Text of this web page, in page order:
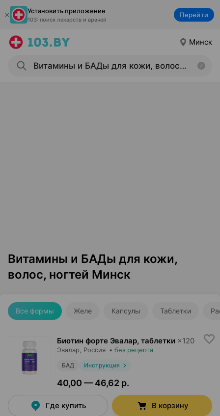
Установить приложение
103: поиск лекарств и врачей
Перейти
Минск
Витамины и БАДы для кожи,
волос, ногтей Минск
Все формы Желе Капсулы Таблетки
Биотин форте Эвалар, таблетки ×120
Эвалар , Россия • без рецепта
БАД Инструкция
40,00 — 46,62 р.
Где купить В корзину